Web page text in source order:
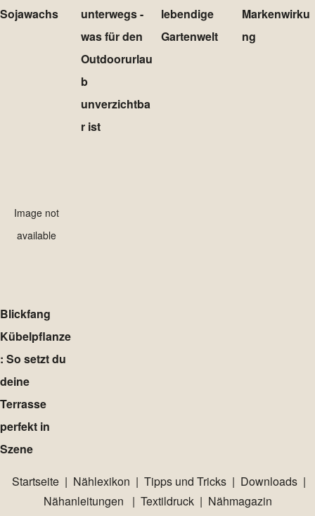
Sojawachs
unterwegs -
was für den
Outdoorurlau
b
unverzichtba
r ist
lebendige
Gartenwelt
Markenwirku
ng
Image not
available
Blickfang
Kübelpflanze
: So setzt du
deine
Terrasse
perfekt in
Szene
Startseite | Nählexikon | Tipps und Tricks | Downloads |
Nähanleitungen
| Textildruck| Nähmagazin